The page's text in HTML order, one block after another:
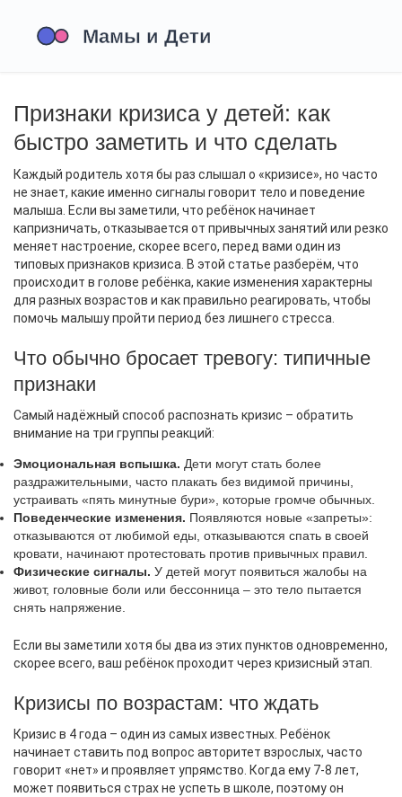
Признаки кризиса у детей: как
быстро заметить и что сделать
Каждый родитель хотя бы раз слышал о «кризисе», но часто
не знает, какие именно сигналы говорит тело и поведение
малыша. Если вы заметили, что ребёнок начинает
капризничать, отказывается от привычных занятий или резко
меняет настроение, скорее всего, перед вами один из
типовых признаков кризиса. В этой статье разберём, что
происходит в голове ребёнка, какие изменения характерны
для разных возрастов и как правильно реагировать, чтобы
помочь малышу пройти период без лишнего стресса.
Что обычно бросает тревогу: типичные
признаки
Самый надёжный способ распознать кризис – обратить
внимание на три группы реакций:
Эмоциональная вспышка. Дети могут стать более
раздражительными, часто плакать без видимой причины,
устраивать «пять минутные бури», которые громче обычных.
Поведенческие изменения. Появляются новые «запреты»:
отказываются от любимой еды, отказываются спать в своей
кровати, начинают протестовать против привычных правил.
Физические сигналы. У детей могут появиться жалобы на
живот, головные боли или бессонница – это тело пытается
снять напряжение.
Если вы заметили хотя бы два из этих пунктов одновременно,
скорее всего, ваш ребёнок проходит через кризисный этап.
Кризисы по возрастам: что ждать
Кризис в 4 года – один из самых известных. Ребёнок
начинает ставить под вопрос авторитет взрослых, часто
говорит «нет» и проявляет упрямство. Когда ему 7‑8 лет,
может появиться страх не успеть в школе, поэтому он